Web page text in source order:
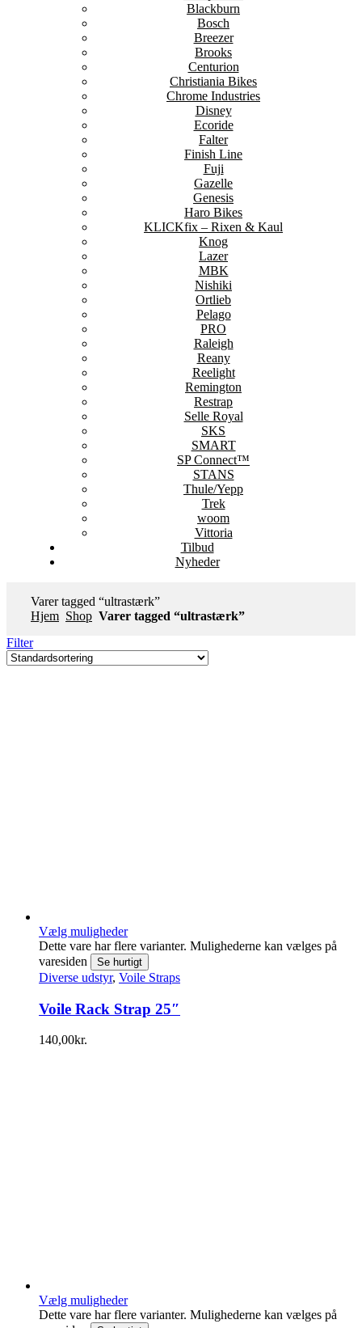
Blackburn
Bosch
Breezer
Brooks
Centurion
Christiania Bikes
Chrome Industries
Disney
Ecoride
Falter
Finish Line
Fuji
Gazelle
Genesis
Haro Bikes
KLICKfix – Rixen & Kaul
Knog
Lazer
MBK
Nishiki
Ortlieb
Pelago
PRO
Raleigh
Reany
Reelight
Remington
Restrap
Selle Royal
SKS
SMART
SP Connect™
STANS
Thule/Yepp
Trek
woom
Vittoria
Tilbud
Nyheder
Varer tagged “ultrastærk”
Hjem Shop Varer tagged “ultrastærk”
Filter
Vælg muligheder
Dette vare har flere varianter. Mulighederne kan vælges på
varesiden
Se hurtigt
Diverse udstyr, Voile Straps
Voile Rack Strap 25″
140,00kr.
Vælg muligheder
Dette vare har flere varianter. Mulighederne kan vælges på